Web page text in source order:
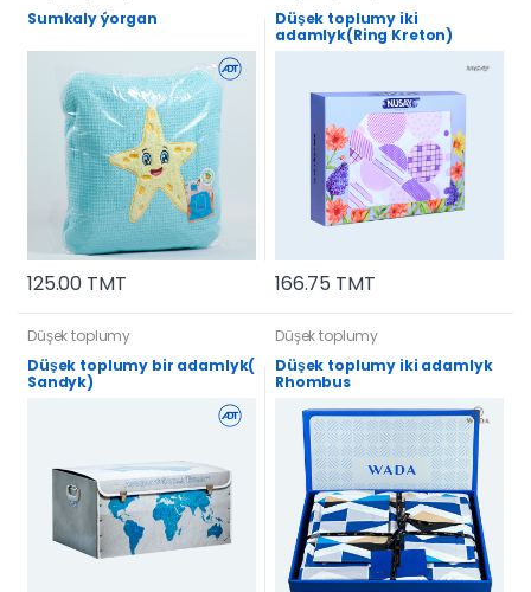
Sumkaly ýorgan
125.00 TMT
Düşek toplumy iki
adamlyk(Ring Kreton)
166.75 TMT
Düşek toplumy
Düşek toplumy bir adamlyk(
Sandyk)
Düşek toplumy
Düşek toplumy iki adamlyk
Rhombus